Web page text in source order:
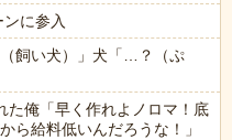
ンに参入
飼い犬）」犬「…？（ぷ
た俺「早く作れよノロマ！底
ら給料低いんだろうな！」